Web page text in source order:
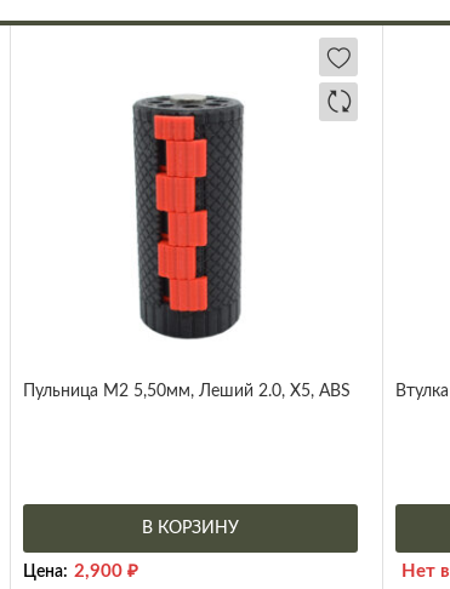
Пульница М2 5,50мм, Леший 2.0, X5, ABS
В КОРЗИНУ
Цена: 2,900 ₽ Нет